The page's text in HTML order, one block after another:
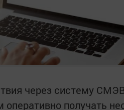
через систему
получать